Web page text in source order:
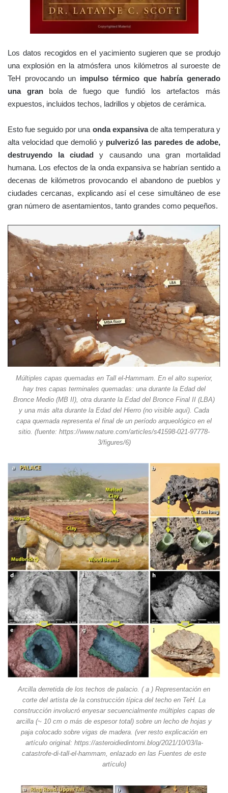
Los datos recogidos en el yacimiento sugieren que se produjo
una explosión en la atmósfera unos kilómetros al suroeste de
TeH provocando un impulso térmico que habría generado
una gran bola de fuego que fundió los artefactos más
expuestos, incluidos techos, ladrillos y objetos de cerámica.
Esto fue seguido por una onda expansivade alta temperatura y
alta velocidad que demolió y pulverizó las paredes de adobe,
destruyendo la ciudad y causando una gran mortalidad
humana. Los efectos de la onda expansiva se habrían sentido a
decenas de kilómetros provocando el abandono de pueblos y
ciudades cercanas, explicando así el cese simultáneo de ese
gran número de asentamientos, tanto grandes como pequeños.
Múltiples capas quemadas en Tall el-Hammam. En el alto superior,
hay tres capas terminales quemadas: una durante la Edad del
Bronce Medio (MB II), otra durante la Edad del Bronce Final II (LBA)
y una más alta durante la Edad del Hierro (no visible aquí). Cada
capa quemada representa el final de un período arqueológico en el
sitio. (fuente: https://www.nature.com/articles/s41598-021-97778-
3/figures/6)
Arcilla derretida de los techos de palacio. ( a ) Representación en
corte del artista de la construcción típica del techo en TeH. La
construcción involucró enyesar secuencialmente múltiples capas de
arcilla (~ 10 cm o más de espesor total) sobre un lecho de hojas y
paja colocado sobre vigas de madera. (ver resto explicación en
artículo original: https://asteroidiedintorni.blog/2021/10/03/la-
catastrofe-di-tall-el-hammam, enlazado en las Fuentes de este
artículo)